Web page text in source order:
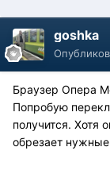
goshka
Браузер Опера
Попробую
получится. Хотя
обрезает